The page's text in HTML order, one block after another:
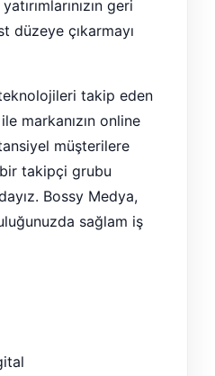
geri
düzeye çıkarmayı
takip eden
markanızın online
müşterilere
takipçi grubu
Bossy Medya,
sağlam iş